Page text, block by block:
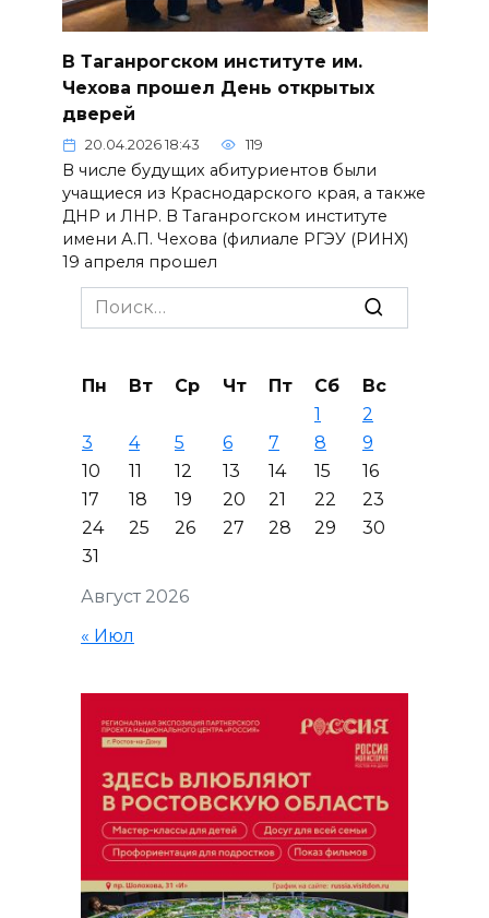
В Таганрогском институте им.
Чехова прошел День открытых
дверей
20.04.2026 18:43 119
В числе будущих абитуриентов были
учащиеся из Краснодарского края, а также
ДНР и ЛНР. В Таганрогском институте
имени А.П. Чехова (филиале РГЭУ (РИНХ)
19 апреля прошел
Search
for:
Август 2026
Пн Вт Ср Чт Пт Сб
Вс
1
2
3
4 5 6 7 8
9
10
11 12 13 14 15
16
17
18 19 20 21 22
23
24
25 26 27 28 29
30
31
« Июл